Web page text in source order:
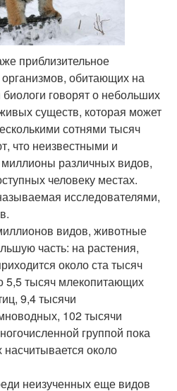
приблизительное
обитающих на
говорят о небольших
существ, которая может
сотнями тысяч
что неизвестными и
различных видов,
человеку местах.
исследователями,
видов, животные
часть: на растения,
около ста тысяч
5,5 тысяч млекопитающих
9,4 тысячи
102 тысячи
группой пока
около
неизученных еще видов